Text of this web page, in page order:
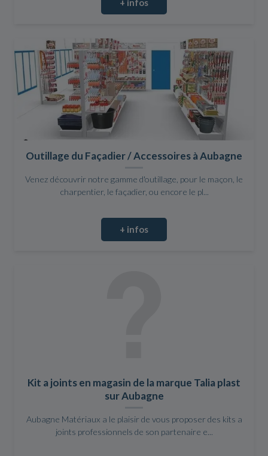
+ infos
Outillage du Façadier / Accessoires à Aubagne
Venez découvrir notre gamme d'outillage, pour le maçon, le
charpentier, le façadier, ou encore le pl...
+ infos
Kit a joints en magasin de la marque Talia plast
sur Aubagne
Aubagne Matériaux a le plaisir de vous proposer des kits a
joints professionnels de son partenaire e...